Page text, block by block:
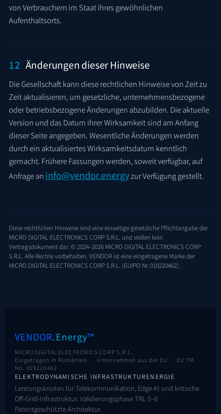
von Verbrauchern im Staat ihres gewöhnlichen
Aufenthaltsorts.
12 Änderungen dieser Hinweise
Die Gesellschaft kann diese rechtlichen Hinweise von Zeit zu
Zeit aktualisieren, um gesetzliche, unternehmensbezogene
oder betriebsbezogene Änderungen abzubilden. Die aktuelle
Version und das Datum ihrer Wirksamkeit sind am Anfang
dieser Seite angegeben. Wesentliche Änderungen werden
durch ein aktualisiertes Wirksamkeitsdatum kenntlich
gemacht. Frühere Fassungen werden, soweit verfügbar, auf
Anfrage an info@vendor.energyzur Verfügung gestellt.
Diese rechtlichen Hinweise sind eine einseitige gesetzliche Pflichtangabe der
MICRO DIGITAL ELECTRONICS CORP S.R.L. und stellen kein
Vertragsdokument dar. © 2024–2026 MICRO DIGITAL ELECTRONICS CORP
S.R.L. Alle Rechte vorbehalten. VENDOR ist eine eingetragene Marke der
MICRO DIGITAL ELECTRONICS CORP S.R.L. (EUIPO Nr. 019220462).
VENDOR.Energy™
MICRO DIGITAL ELECTRONICS CORP S.R.L.
Eingetragen in Rumänien · Unternehmen aus der EU · EU TM
No. 019220462
ELEKTRODYNAMISCHE INFRASTRUKTURENERGIE
Leistungsknoten für Telekommunikation, Edge-KI und kritische
Off-Grid-Infrastruktur. Validierungsphase TRL 5–6 ·
Patentgeschützte Architektur.